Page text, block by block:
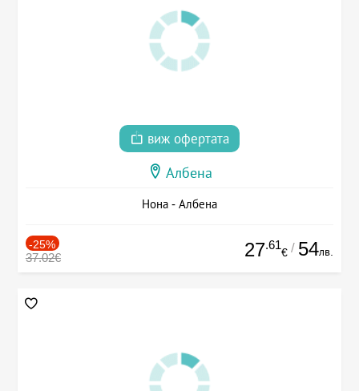
виж офертата
Албена
Нона - Албена
-25%
37.02€ 27.61
€ / 54лв.